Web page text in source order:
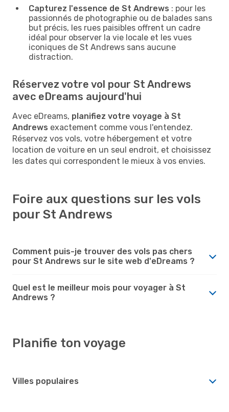
Capturez l'essence de St Andrews : pour les
passionnés de photographie ou de balades sans
but précis, les rues paisibles offrent un cadre
idéal pour observer la vie locale et les vues
iconiques de St Andrews sans aucune
distraction.
Réservez votre vol pour St Andrews
avec eDreams aujourd'hui
Avec eDreams, planifiez votre voyage à St
Andrews exactement comme vous l'entendez.
Réservez vos vols, votre hébergement et votre
location de voiture en un seul endroit, et choisissez
les dates qui correspondent le mieux à vos envies.
Foire aux questions sur les vols
pour St Andrews
Comment puis-je trouver des vols pas chers
pour St Andrews sur le site web d'eDreams ?
Quel est le meilleur mois pour voyager à St
Andrews ?
Planifie ton voyage
Villes populaires